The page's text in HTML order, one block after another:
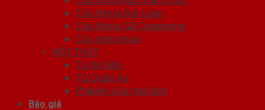
Cửa Nhựa Đài Loan
Cửa Nhựa Gỗ Composite
Cửa vòm nhựa
NỘI THẤT
Tủ Kệ Bếp
Tủ Quần Áo
Phụ kiện cửa nhà tắm
Báo giá